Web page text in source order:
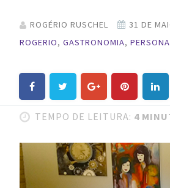
ROGÉRIO RUSCHEL
ROGERIO,GASTRONOMIA,
TEMPO DE LEITURA: 4